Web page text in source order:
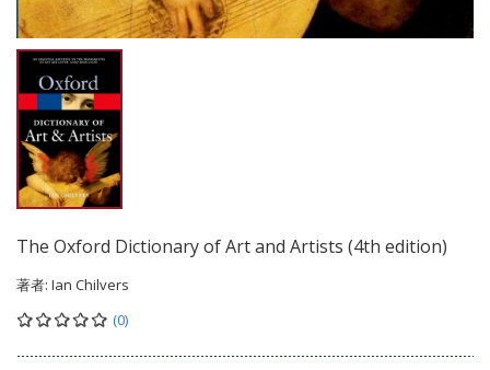
The Oxford Dictionary of Art and Artists (4th edition)
著者: Ian Chilvers
(0)